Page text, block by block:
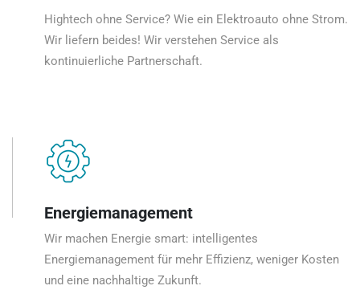
Hightech ohne Service? Wie ein Elektroauto ohne Strom.
Wir liefern beides! Wir verstehen Service als
kontinuierliche Partnerschaft.
Energiemanagement
Wir machen Energie smart: intelligentes
Energiemanagement für mehr Effizienz, weniger Kosten
und eine nachhaltige Zukunft.